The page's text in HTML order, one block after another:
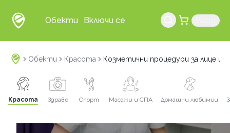
Обекти Включи се
Обекти Красота Козметични процедури за лице и
Красота Здраве Спорт Масажи и СПА Домашни любимци